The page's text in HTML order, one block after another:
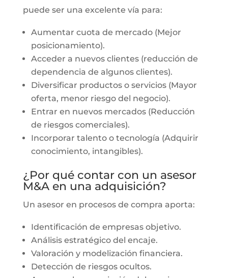
puede ser una excelente vía para:
Aumentar cuota de mercado (Mejor
posicionamiento).
Acceder a nuevos clientes (reducción de
dependencia de algunos clientes).
Diversificar productos o servicios (Mayor
oferta, menor riesgo del negocio).
Entrar en nuevos mercados (Reducción
de riesgos comerciales).
Incorporar talento o tecnología (Adquirir
conocimiento, intangibles).
¿Por qué contar con un asesor
M&A en una adquisición?
Un asesor en procesos de compra aporta:
Identificación de empresas objetivo.
Análisis estratégico del encaje.
Valoración y modelización financiera.
Detección de riesgos ocultos.